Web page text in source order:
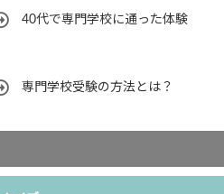
40代で専門学校に通った体験
専門学校受験の方法とは？